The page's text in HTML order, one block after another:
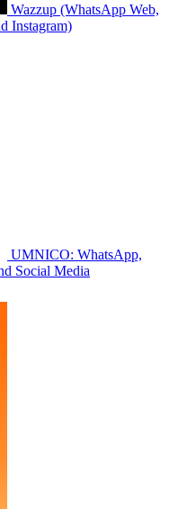
Wazzup (WhatsApp Web,
Instagram)
UMNICO: WhatsApp,
Social Media